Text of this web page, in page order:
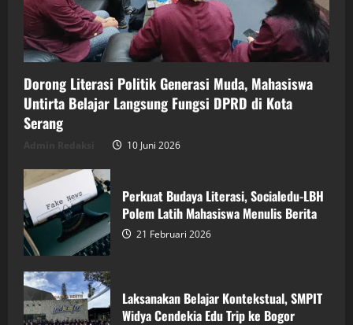
Dorong Literasi Politik Generasi Muda, Mahasiswa
Untirta Belajar Langsung Fungsi DPRD di Kota
Serang
10 Juni 2026
Perkuat Budaya Literasi, Socialedu-LBH
Polem Latih Mahasiswa Menulis Berita
21 Februari 2026
Laksanakan Belajar Kontekstual, SMPIT
Widya Cendekia Edu Trip ke Bogor